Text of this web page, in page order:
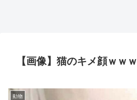
【画像】猫のキメ顔ｗｗｗ
動物